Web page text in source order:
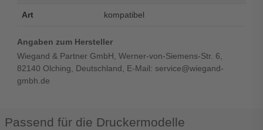
Art kompatibel
Angaben zum Hersteller
Wiegand & Partner GmbH, Werner-von-Siemens-Str. 6,
82140 Olching, Deutschland, E-Mail: service@wiegand-
gmbh.de
Passend für die Druckermodelle